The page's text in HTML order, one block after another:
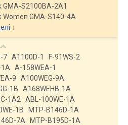
GMA-S2100BA-2A1
Women GMA-S140-4A
↓
7 A1100D-1
F-91WS-2
1A
A-158WEA-1
9
A100WEG-9A
1B
A168WEHB-1A
1A2
ABL-100WE-1A
1B
MTP-B146D-1A
7A
MTP-B195D-1A